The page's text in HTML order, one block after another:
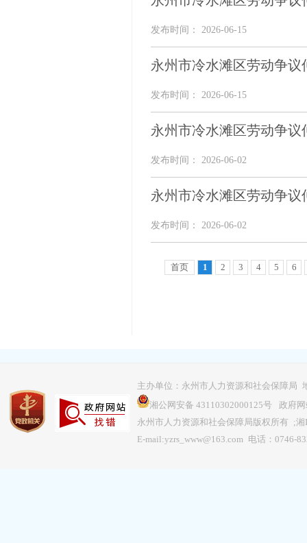
发布时间： 2026-06-15
永州市冷水滩区劳动争议
发布时间： 2026-06-15
永州市冷水滩区劳动争议
发布时间： 2026-06-02
永州市冷水滩区劳动争议
发布时间： 2026-06-02
首页 1 2 3 4 5 6
主办单位：永州市人力资源和社会保障局
湘公网安备 43110302000125号 政府网
永州市人力资源和社会保障局版权所有 ;湘
E-mail:yzrs_www@163.com 电话：0746-